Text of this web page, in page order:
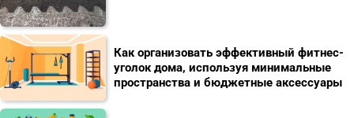
Как организовать эффективный фитнес-
уголок дома, используя минимальные
пространства и бюджетные аксессуары